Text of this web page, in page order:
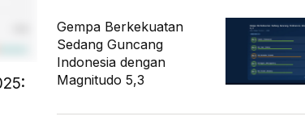
Gempa Berkekuatan
Sedang Guncang
Indonesia dengan
Magnitudo 5,3